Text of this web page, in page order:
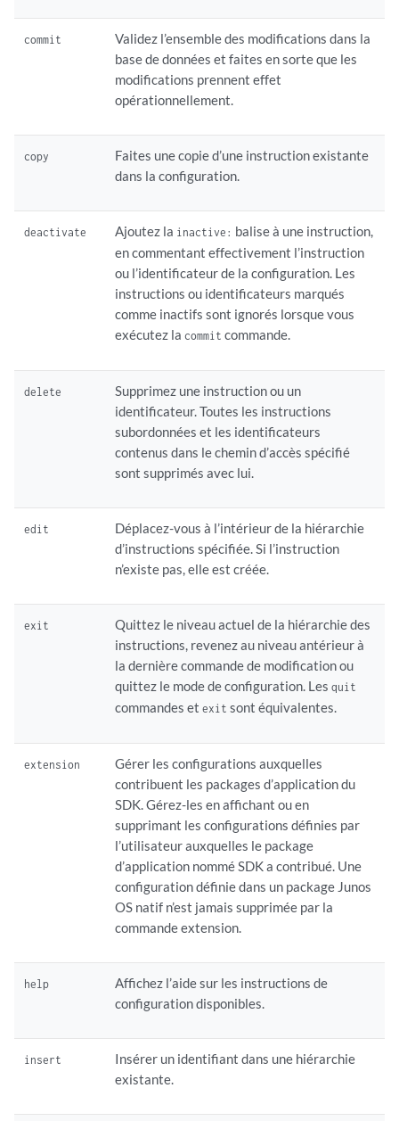
commit
Validez l’ensemble des modifications dans la
base de données et faites en sorte que les
modifications prennent effet
opérationnellement.
copy
Faites une copie d’une instruction existante
dans la configuration.
deactivate Ajoutez la inactive: balise à une instruction,
en commentant effectivement l’instruction
ou l’identificateur de la configuration. Les
instructions ou identificateurs marqués
comme inactifs sont ignorés lorsque vous
exécutez lacommit commande.
delete
Supprimez une instruction ou un
identificateur. Toutes les instructions
subordonnées et les identificateurs
contenus dans le chemin d’accès spécifié
sont supprimés avec lui.
edit
Déplacez-vous à l’intérieur de la hiérarchie
d’instructions spécifiée. Si l’instruction
n’existe pas, elle est créée.
exit
Quittez le niveau actuel de la hiérarchie des
instructions, revenez au niveau antérieur à
la dernière commande de modification ou
quittez le mode de configuration. Lesquit
commandes etexit sont équivalentes.
extension
Gérer les configurations auxquelles
contribuent les packages d’application du
SDK. Gérez-les en affichant ou en
supprimant les configurations définies par
l’utilisateur auxquelles le package
d’application nommé SDK a contribué. Une
configuration définie dans un package Junos
OS natif n’est jamais supprimée par la
commande extension.
help
Affichez l’aide sur les instructions de
configuration disponibles.
insert
Insérer un identifiant dans une hiérarchie
existante.